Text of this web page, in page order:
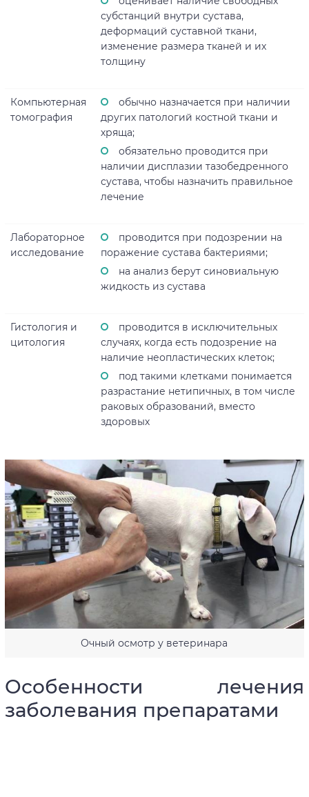
субстанций внутри сустава,
деформаций суставной ткани,
изменение размера тканей и их
толщину
Компьютерная
томография
обычно назначается при наличии
других патологий костной ткани и
хряща;
обязательно проводится при
наличии дисплазии тазобедренного
сустава, чтобы назначить правильное
лечение
Лабораторное
исследование
проводится при подозрении на
поражение сустава бактериями;
на анализ берут синовиальную
жидкость из сустава
Гистология и
цитология
проводится в исключительных
случаях, когда есть подозрение на
наличие неопластических клеток;
под такими клетками понимается
разрастание нетипичных, в том числе
раковых образований, вместо
здоровых
Очный осмотр у ветеринара
Особенности лечения
заболевания препаратами